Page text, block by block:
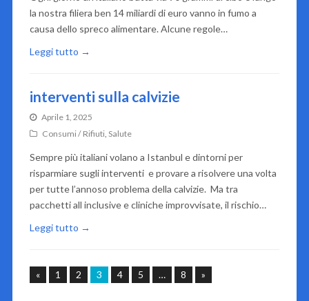
la nostra filiera ben 14 miliardi di euro vanno in fumo a
causa dello spreco alimentare. Alcune regole…
Leggi tutto →
interventi sulla calvizie
Aprile 1, 2025
Consumi / Rifiuti, Salute
Sempre più italiani volano a Istanbul e dintorni per
risparmiare sugli interventi e provare a risolvere una volta
per tutte l’annoso problema della calvizie. Ma tra
pacchetti all inclusive e cliniche improvvisate, il rischio…
Leggi tutto →
« 1 2 3 4 5 … 8 »